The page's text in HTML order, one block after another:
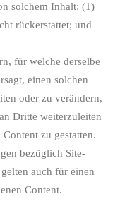
solchem Inhalt: (1)
rückerstattet; und
für welche derselbe
einen solchen
oder zu verändern,
Dritte weiterzuleiten
zu gestatten.
bezüglich Site-
auch für einen
Content.